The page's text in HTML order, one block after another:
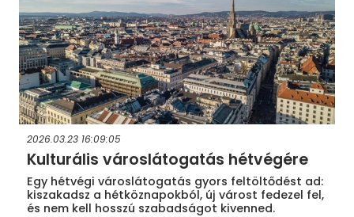
2026.03.23 16:09:05
Kulturális városlátogatás hétvégére
Egy hétvégi városlátogatás gyors feltöltődést ad:
kiszakadsz a hétköznapokból, új várost fedezel fel,
és nem kell hosszú szabadságot kivenned.